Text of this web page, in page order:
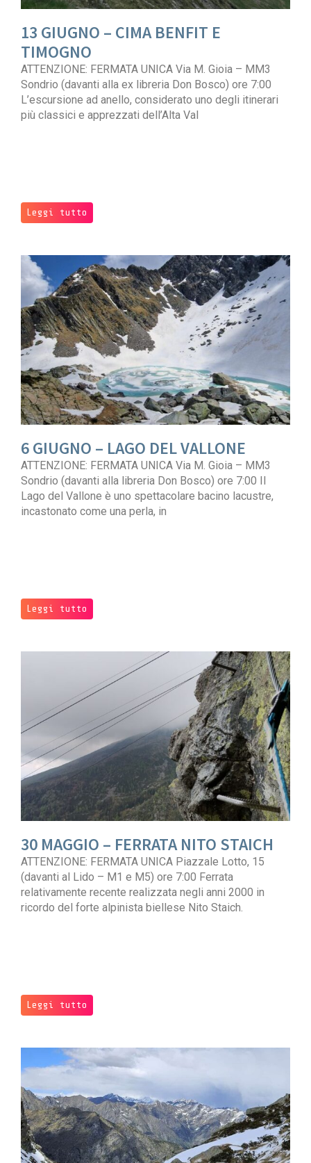
13 GIUGNO – CIMA BENFIT E
TIMOGNO
ATTENZIONE: FERMATA UNICA Via M. Gioia – MM3
Sondrio (davanti alla ex libreria Don Bosco) ore 7:00
L’escursione ad anello, considerato uno degli itinerari
più classici e apprezzati dell’Alta Val
Leggi tutto
6 GIUGNO – LAGO DEL VALLONE
ATTENZIONE: FERMATA UNICA Via M. Gioia – MM3
Sondrio (davanti alla libreria Don Bosco) ore 7:00 Il
Lago del Vallone è uno spettacolare bacino lacustre,
incastonato come una perla, in
Leggi tutto
30 MAGGIO – FERRATA NITO STAICH
ATTENZIONE: FERMATA UNICA Piazzale Lotto, 15
(davanti al Lido – M1 e M5) ore 7:00 Ferrata
relativamente recente realizzata negli anni 2000 in
ricordo del forte alpinista biellese Nito Staich.
Leggi tutto